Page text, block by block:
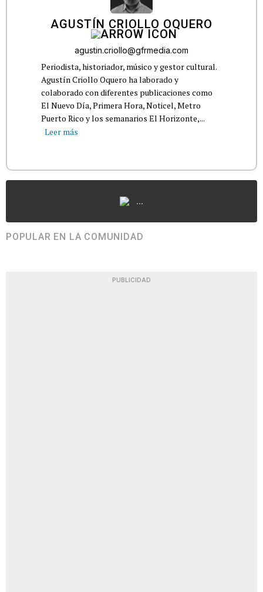
AGUSTÍN CRIOLLO OQUERO
agustin.criollo@gfrmedia.com
Periodista, historiador, músico y gestor cultural.
Agustín Criollo Oquero ha laborado y
colaborado con diferentes publicaciones como
El Nuevo Día, Primera Hora, Noticel, Metro
Puerto Rico y los semanarios El Horizonte,...
Leer más
...
POPULAR EN LA COMUNIDAD
PUBLICIDAD